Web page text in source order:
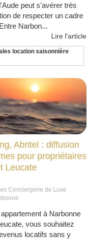
peut s'avérer très
de respecter un cadre
Narbon...
Lire l'article
location saisonnière
Abritel : diffusion
pour propriétaires
Leucate
Conciergerie de Luxe
à Narbonne
vous souhaitez
locatifs sans y